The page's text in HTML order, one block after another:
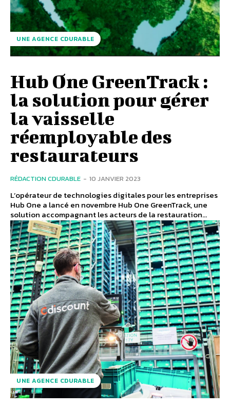
UNE AGENCE CDURABLE
Hub One GreenTrack :
la solution pour gérer
la vaisselle
réemployable des
restaurateurs
RÉDACTION CDURABLE - 10 JANVIER 2023
L’opérateur de technologies digitales pour les entreprises
Hub One a lancé en novembre Hub One GreenTrack, une
solution accompagnant les acteurs de la restauration...
UNE AGENCE CDURABLE